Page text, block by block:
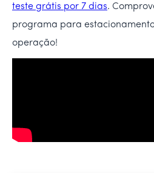
teste grátis por 7 dias.
programa para
operação!